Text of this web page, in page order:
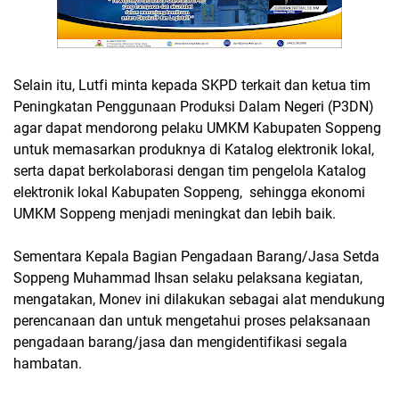
Selain itu, Lutfi minta kepada SKPD terkait dan ketua tim
Peningkatan Penggunaan Produksi Dalam Negeri (P3DN)
agar dapat mendorong pelaku UMKM Kabupaten Soppeng
untuk memasarkan produknya di Katalog elektronik lokal,
serta dapat berkolaborasi dengan tim pengelola Katalog
elektronik lokal Kabupaten Soppeng, sehingga ekonomi
UMKM Soppeng menjadi meningkat dan lebih baik.
Sementara Kepala Bagian Pengadaan Barang/Jasa Setda
Soppeng Muhammad Ihsan selaku pelaksana kegiatan,
mengatakan, Monev ini dilakukan sebagai alat mendukung
perencanaan dan untuk mengetahui proses pelaksanaan
pengadaan barang/jasa dan mengidentifikasi segala
hambatan.